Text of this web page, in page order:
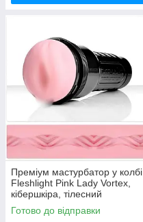
Преміум мастурбатор у колбі
Fleshlight Pink Lady Vortex,
кібершкіра, тілесний
Готово до відправки